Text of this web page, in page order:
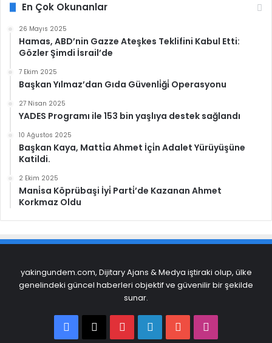
En Çok Okunanlar
26 Mayıs 2025
Hamas, ABD’nin Gazze Ateşkes Teklifini Kabul Etti:
Gözler Şimdi İsrail’de
7 Ekim 2025
Başkan Yılmaz’dan Gıda Güvenli̇ği̇ Operasyonu
27 Nisan 2025
YADES Programı ile 153 bin yaşlıya destek sağlandı
10 Ağustos 2025
Başkan Kaya, Matti̇a Ahmet İçi̇n Adalet Yürüyüşüne
Katildi.
2 Ekim 2025
Mani̇sa Köprübaşi İyi̇ Parti̇’de Kazanan Ahmet
Korkmaz Oldu
yakingundem.com, Dijitary Ajans & Medya iştiraki olup, ülke
genelindeki güncel haberleri objektif ve güvenilir bir şekilde
sunar.
Facebook
X PinterestLinkedInYouTube